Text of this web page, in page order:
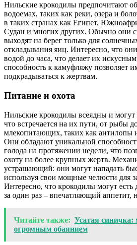
Нильские крокодилы предпочитают
водоемах, таких как реки, озера и
в таких странах как Египет,
Судан и многих других. Обычно они
выходят на берег только для
откладывания яиц. Интересно, что
водой до часа, что делает их
способность к камуфляжу позволяет
подкрадываться к жертвам.
Питание и охота
Нильские крокодилы всеядны и могут
что встречается на их пути, от рыбы
млекопитающих, таких как антилопы
Они обладают уникальной
голода на протяжении недели, что
охоту на более крупных жертв.
устрашающий: они могут нападать
используя свои мощные челюсти для
Интересно, что крокодилы могут есть
за один раз – впечатляющий аппетит,
Читайте также: Усатая синичка:
огромным обаянием